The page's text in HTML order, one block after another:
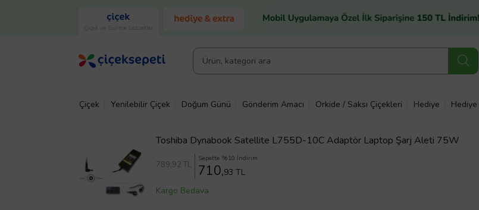
Çiçek ve Gurme Lezzetler
Çiçek Yenilebilir Çiçek Doğum Günü Gönderim Amacı Orkide / Saksı Çiçekleri Hediye
Toshiba Dynabook Satellite L755D-10C Adaptör Laptop Şarj Aleti 75W
789,92 TL
Sepette %10 İndirim
710,93 TL
Kargo Bedava